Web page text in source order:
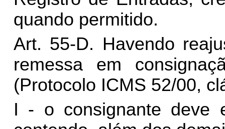
quando permitido.
Art. 55-D. Havendo
remessa em
(Protocolo ICMS 52/00,
I - o consignante deve